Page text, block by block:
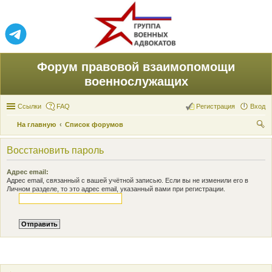
Форум правовой взаимопомощи
военнослужащих
Ссылки FAQ Вход
Регистрация
На главную
Список форумов
ои
Восстановить пароль
Адрес email:
Адрес email, связанный с вашей учётной записью. Если вы не изменили его в
Личном разделе, то это адрес email, указанный вами при регистрации.